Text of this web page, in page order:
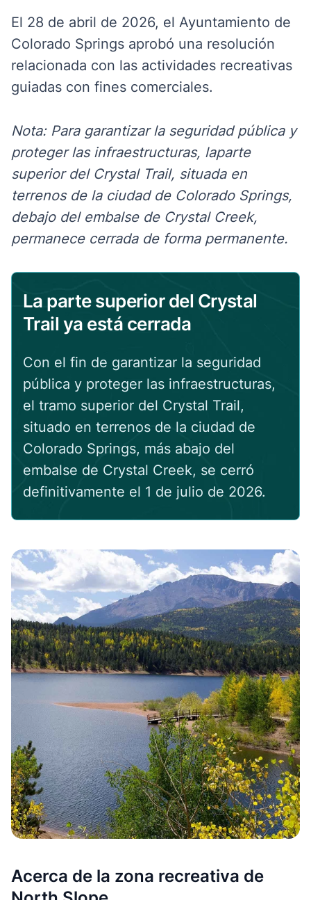
El 28 de abril de 2026, el Ayuntamiento de
Colorado Springs aprobó una resolución
relacionada con las actividades recreativas
guiadas con fines comerciales.
Nota: Para garantizarla seguridad pública y
proteger las infraestructuras, laparte
superior del Crystal Trail, situada en
terrenos de la ciudad de Colorado Springs,
debajo del embalse de Crystal Creek,
permanece cerrada de forma permanente.
La parte superior del Crystal
Trail ya está cerrada
Con el fin de garantizar la seguridad
pública y proteger las infraestructuras,
el tramo superior del Crystal Trail,
situado en terrenos de la ciudad de
Colorado Springs, más abajo del
embalse de Crystal Creek, se cerró
definitivamente el 1 de julio de 2026.
Acerca de la zona recreativa de